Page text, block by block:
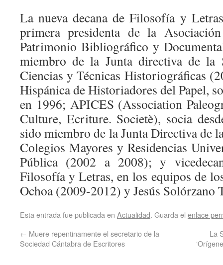
La nueva decana de Filosofía y
primera presidenta de la
Patrimonio Bibliográfico y
miembro de la Junta directiva de la
Ciencias y Técnicas Historiográficas
Hispánica de Historiadores del Papel,
en 1996; APICES (Association
Culture, Ecriture. Societè), socia
sido miembro de la Junta Directiva de
Colegios Mayores y Residencias
Pública (2002 a 2008); y
Filosofía y Letras, en los equipos de
Ochoa (2009-2012) y Jesús Solórzano
Esta entrada fue publicada en Actualidad. Guarda el enlace
← Muere repentinamente el secretario de la
Sociedad Cántabra de Escritores
La